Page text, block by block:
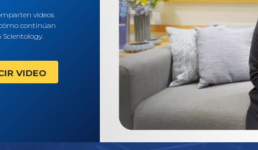
videos
cómo continúan
VIDEO